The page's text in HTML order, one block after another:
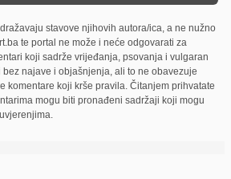
stavove njihovih autora/ica, a ne nužno
te portal ne može i neće odgovarati za
koji sadrže vrijeđanja, psovanja i vulgaran
najave i objašnjenja, ali to ne obavezuje
komentare koji krše pravila. Čitanjem prihvatate
mogu biti pronađeni sadržaji koji mogu